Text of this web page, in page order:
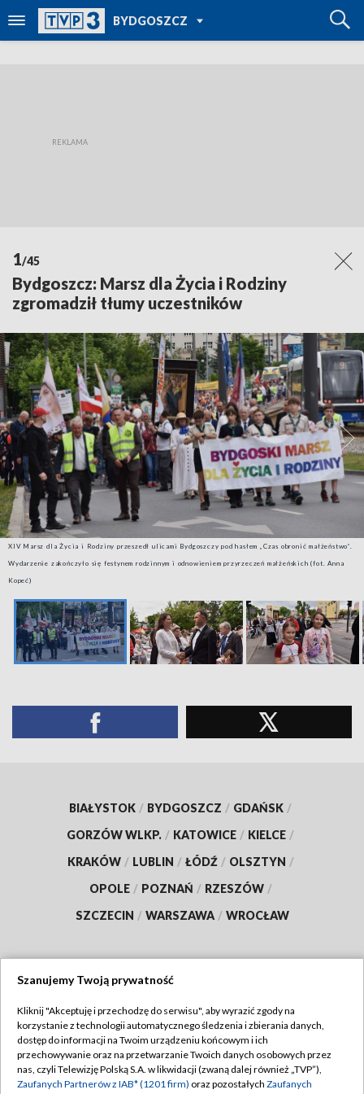
BYDGOSZCZ
TVP REGIONY
1/45
Bydgoszcz: Marsz dla Życia i Rodziny
zgromadził tłumy uczestników
XIV Marsz dla Życia i Rodziny przeszedł ulicami Bydgoszczy pod hasłem „Czas obronić małżeństwo”.
Wydarzenie zakończyło się festynem rodzinnym i odnowieniem przyrzeczeń małżeńskich (fot. Anna
Kopeć)
BIAŁYSTOK / BYDGOSZCZ / GDAŃSK /
GORZÓW WLKP. / KATOWICE / KIELCE /
KRAKÓW / LUBLIN / ŁÓDŹ / OLSZTYN /
OPOLE / POZNAŃ / RZESZÓW /
SZCZECIN / WARSZAWA / WROCŁAW
TVP
Abonament TVP
Emisja w TVP
Regulamin TVP
Polityka prywatności
Szanujemy Twoją prywatność
Kliknij "Akceptuję i przechodzę do serwisu", aby wyrazić zgody na
korzystanie z technologii automatycznego śledzenia i zbierania danych,
dostęp do informacji na Twoim urządzeniu końcowym i ich
przechowywanie oraz na przetwarzanie Twoich danych osobowych przez
nas, czyli Telewizję Polską S.A. w likwidacji (zwaną dalej również „TVP”),
Zaufanych Partnerów z IAB* (1201 firm) oraz pozostałych Zaufanych